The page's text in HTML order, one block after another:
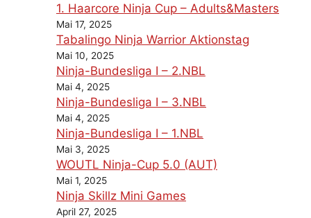
1. Haarcore Ninja Cup – Adults&Masters
Mai 17, 2025
Tabalingo Ninja Warrior Aktionstag
Mai 10, 2025
Ninja-Bundesliga I – 2.NBL
Mai 4, 2025
Ninja-Bundesliga I – 3.NBL
Mai 4, 2025
Ninja-Bundesliga I – 1.NBL
Mai 3, 2025
WOUTL Ninja-Cup 5.0 (AUT)
Mai 1, 2025
Ninja Skillz Mini Games
April 27, 2025